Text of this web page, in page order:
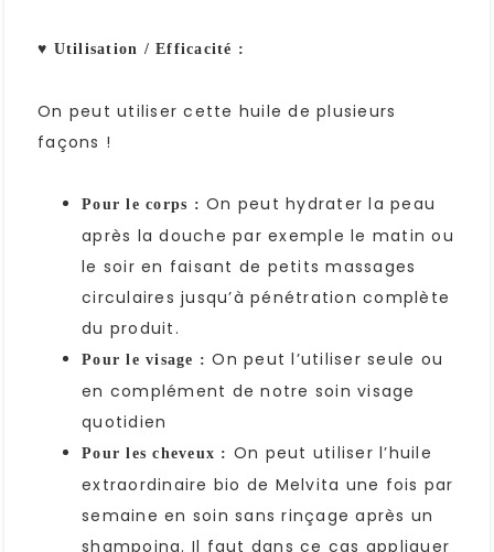
♥ Utilisation / Efficacité :
On peut utiliser cette huile de plusieurs
façons !
Pour le corps : On peut hydrater la peau
après la douche par exemple le matin ou
le soir en faisant de petits massages
circulaires jusqu’à pénétration complète
du produit.
Pour le visage : On peut l’utiliser seule ou
en complément de notre soin visage
quotidien
Pour les cheveux : On peut utiliser l’huile
extraordinaire bio de Melvita une fois par
semaine en soin sans rinçage après un
shampoing. Il faut dans ce cas appliquer